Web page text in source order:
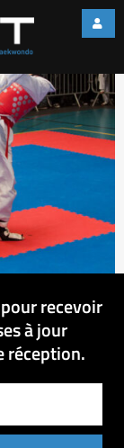
recevoir
à jour
réception.